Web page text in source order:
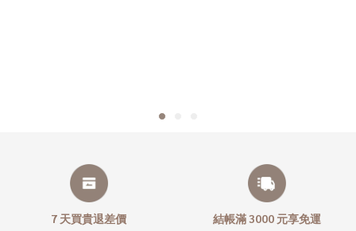
7 天買貴退差價 結帳滿 3000 元享免運